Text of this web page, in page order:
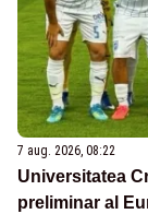
7 aug. 2026, 08:22
Universitatea
preliminar al